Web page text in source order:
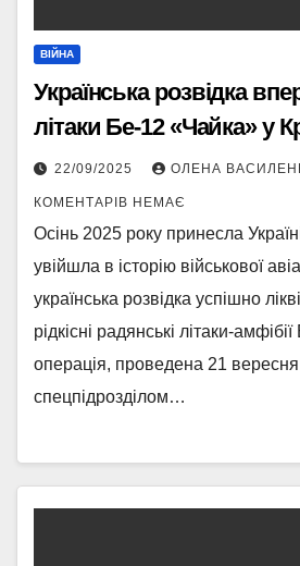
ВІЙНА
Українська розвідка
літаки Бе-12 «Чайка» у
22/09/2025 ОЛЕНА
КОМЕНТАРІВ НЕМАЄ
Осінь 2025 року принесла
увійшла в історію військової
українська розвідка успішно
рідкісні радянські літаки-
операція, проведена 21 вересня
спецпідрозділом…